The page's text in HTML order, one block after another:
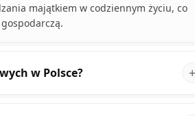
majątkiem w codziennym życiu, co
w Polsce?